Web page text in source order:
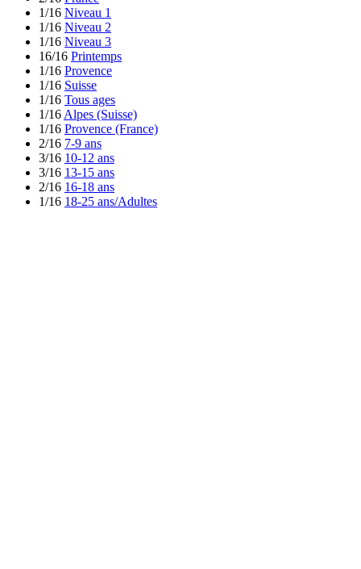
1/16 Niveau 1
1/16 Niveau 2
1/16 Niveau 3
16/16 Printemps
1/16 Provence
1/16 Suisse
1/16 Tous ages
1/16 Alpes (Suisse)
1/16 Provence (France)
2/16 7-9 ans
3/16 10-12 ans
3/16 13-15 ans
2/16 16-18 ans
1/16 18-25 ans/Adultes